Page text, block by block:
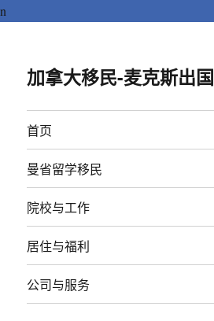
n
加拿大移民-麦克斯出国
首页
曼省留学移民
院校与工作
居住与福利
公司与服务